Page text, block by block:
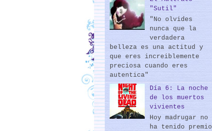
"Sutil"
"No olvides
nunca que la
verdadera
belleza es una actitud y
que eres increiblemente
preciosa cuando eres
autentica"
Día 6: La noche
de los muertos
vivientes
Hoy madrugar no
ha tenido premio